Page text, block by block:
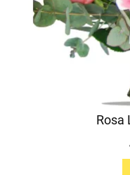
Rosa